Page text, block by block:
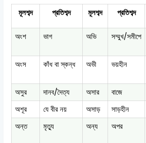
মূলশব্দ প্রতিশব্দ মূলশব্দ প্রতিশব্দ
অংশ ভাগ অভি সম্মুখ/সমীপে
অংস কাঁধ বা স্কন্ধ অভী ভয়হীন
অসুর দানব/দৈত্য অসার বাজে
অশূর
যে বীর নয় অসাড় সাড়হীন
অন্ত
মৃত্যু অন্য অপর